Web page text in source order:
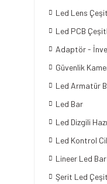
Led Lens
Led PCB
Adaptör -
Güvenlik
Led Armatür
Led Bar
Led Dizgili
Led Kontrol
Lineer Led
Şerit Led